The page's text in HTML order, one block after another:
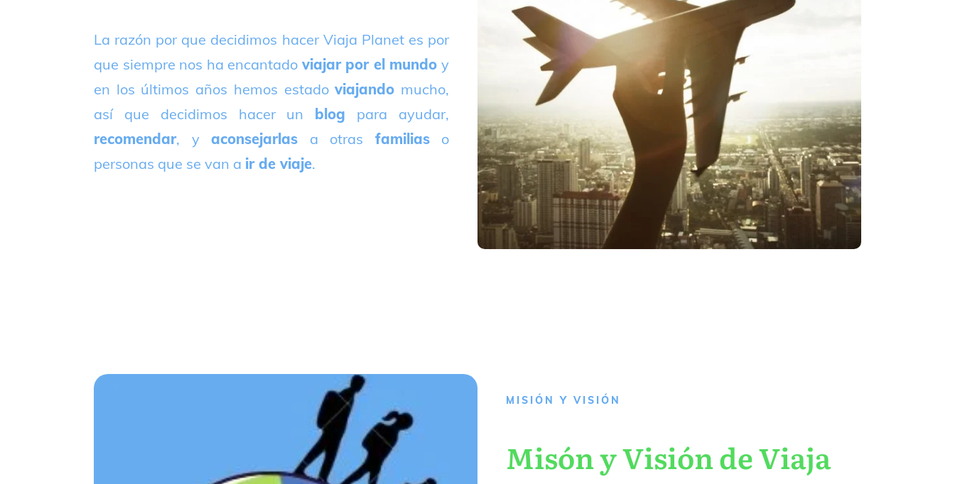
La razón por que decidimos hacer Viaja Planet es por
que siempre nos ha encantado viajar por el mundo y
en los últimos años hemos estadoviajando mucho,
así que decidimos hacer un blog para ayudar,
recomendar, y aconsejarlas a otras familiaso
personas que se van a ir de viaje.
MISIÓN Y VISIÓN
Misón y Visión de Viaja